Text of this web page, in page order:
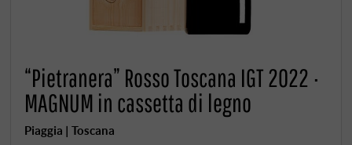
“Pietranera” Rosso Toscana IGT 2022 ·
MAGNUM in cassetta di legno
Piaggia | Toscana